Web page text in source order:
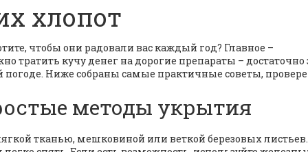
хлопот
чтобы они радовали вас каждый год? Главное –
тратить кучу денег на дорогие препараты – достаточно
погоде. Ниже собраны самые практичные советы,
методы укрытия
тканью, мешковиной или веткой березовых